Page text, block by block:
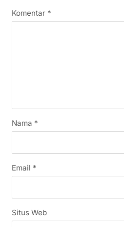
Komentar *
Nama *
Email *
Situs Web